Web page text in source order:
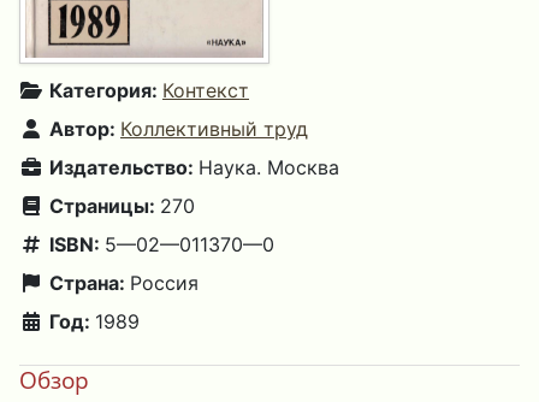
Категория: Контекст
Автор: Коллективный труд
Издательство: Наука. Москва
Страницы: 270
ISBN: 5—02—011370—0
Страна: Россия
Год: 1989
Обзор